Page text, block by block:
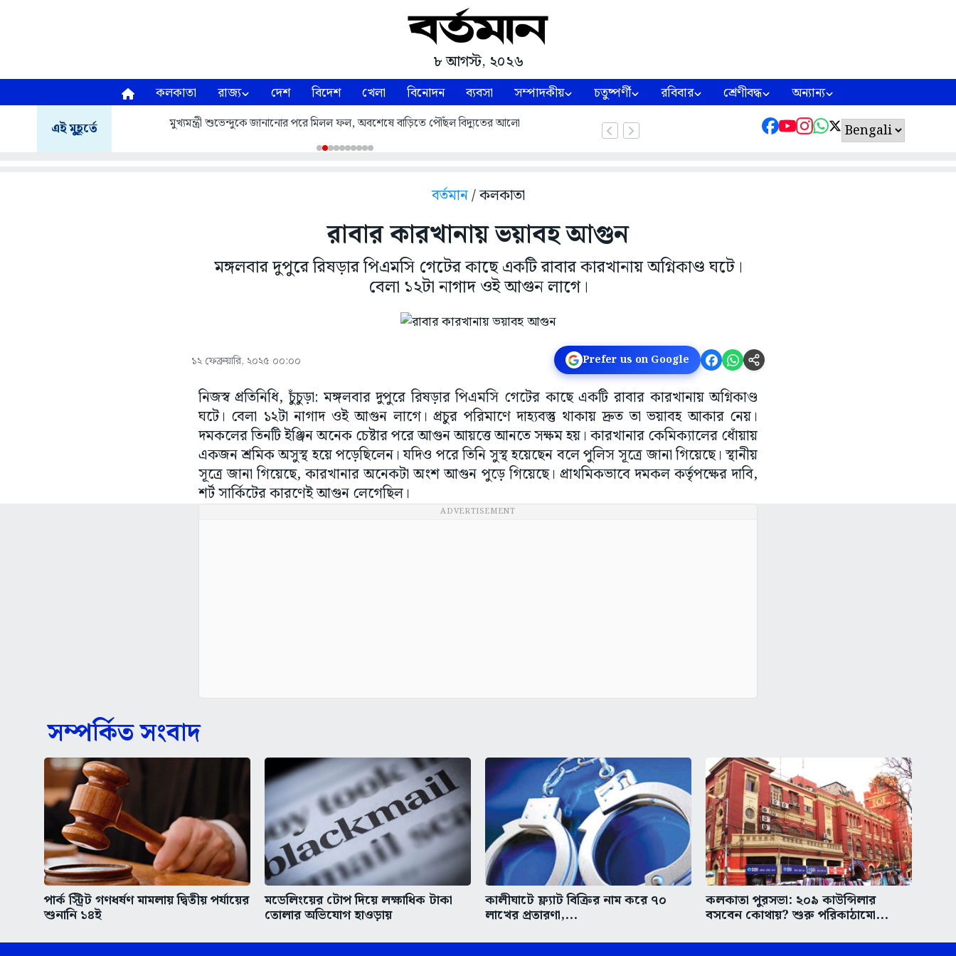
৮ আগস্ট, ২০২৬
কলকাতা রাজ্য দেশ বিদেশ খেলা বিনোদন ব্যবসা সম্পাদকীয় চতুষ্পর্ণী রবিবার শ্রেণীবদ্ধ অন্যান্য
এই মুহূর্তে মুখ্যমন্ত্রী শুভেন্দুকে জানানোর পরে মিলল ফল, অবশেষে বাড়িতে পৌঁছল বিদ্যুতের আলো
বর্তমান/ কলকাতা
রাবার কারখানায় ভয়াবহ আগুন
মঙ্গলবার দুপুরে রিষড়ার পিএমসি গেটের কাছে একটি রাবার কারখানায় অগ্নিকাণ্ড ঘটে।
বেলা ১২টা নাগাদ ওই আগুন লাগে।
১২ ফেব্রুয়ারি, ২০২৫ ০০:০০ Prefer us on Google
নিজস্ব প্রতিনিধি, চুঁচুড়া: মঙ্গলবার দুপুরে রিষড়ার পিএমসি গেটের কাছে একটি রাবার কারখানায় অগ্নিকাণ্ড
ঘটে। বেলা ১২টা নাগাদ ওই আগুন লাগে। প্রচুর পরিমাণে দাহ্যবস্তু থাকায় দ্রুত তা ভয়াবহ আকার নেয়।
দমকলের তিনটি ইঞ্জিন অনেক চেষ্টার পরে আগুন আয়ত্তে আনতে সক্ষম হয়। কারখানার কেমিক্যালের ধোঁয়ায়
একজন শ্রমিক অসুস্থ হয়ে পড়েছিলেন। যদিও পরে তিনি সুস্থ হয়েছেন বলে পুলিস সূত্রে জানা গিয়েছে। স্থানীয়
সূত্রে জানা গিয়েছে, কারখানার অনেকটা অংশ আগুন পুড়ে গিয়েছে। প্রাথমিকভাবে দমকল কর্তৃপক্ষের দাবি,
শর্ট সার্কিটের কারণেই আগুন লেগেছিল।
ADVERTISEMENT
সম্পর্কিত সংবাদ
পার্ক স্ট্রিট গণধর্ষণ মামলায় দ্বিতীয় পর্যায়ের
শুনানি ১৪ই
মডেলিংয়ের টোপ দিয়ে লক্ষাধিক টাকা
তোলার অভিযোগ হাওড়ায়
কালীঘাটে ফ্ল্যাট বিক্রির নাম করে ৭০
লাখের প্রতারণা,...
কলকাতা পুরসভা: ২০৯ কাউন্সিলার
বসবেন কোথায়? শুরু পরিকাঠামো...